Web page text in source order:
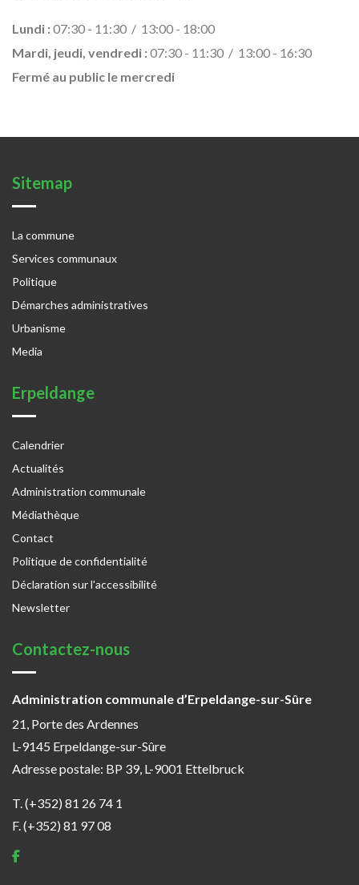
Lundi :07:30 - 11:30 / 13:00 - 18:00
Mardi, jeudi, vendredi :07:30 - 11:30 / 13:00 - 16:30
Fermé au public le mercredi
Sitemap
La commune
Services communaux
Politique
Démarches administratives
Urbanisme
Media
Erpeldange
Calendrier
Actualités
Administration communale
Médiathèque
Contact
Politique de confidentialité
Déclaration sur l'accessibilité
Newsletter
Contactez-nous
Administration communale d’Erpeldange-sur-Sûre
21, Porte des Ardennes
L-9145 Erpeldange-sur-Sûre
Adresse postale: BP 39, L-9001 Ettelbruck
T. (+352) 81 26 74 1
F. (+352) 81 97 08